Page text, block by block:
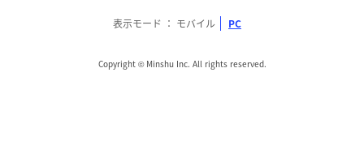
表示モード モバイル PC
Copyright © Minshu Inc. All rights reserved.